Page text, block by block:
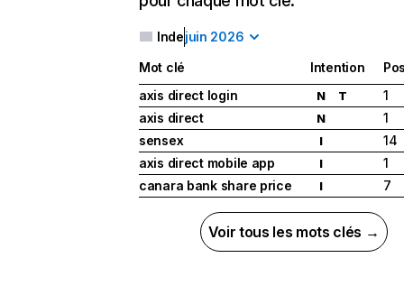
Indejuin 2026
Mot clé Intention
axis direct login
N T
1
axis direct
N
1
sensex
I
14
axis direct mobile app
I
1
canara bank share price
I 7
Voir tous les mots clés →